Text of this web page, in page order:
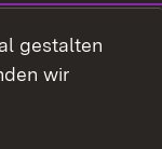
gestalten
wir